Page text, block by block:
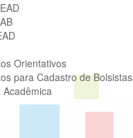
Orientativos
para Cadastro de Bolsistas